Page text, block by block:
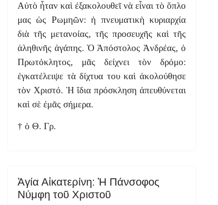
Αὐτὸ ἦταν καὶ ἐξακολουθεῖ νὰ εἶναι τὸ ὅπλο
μας ὡς Ρωμηῶν: ἡ πνευματικὴ κυριαρχία
διὰ τῆς μετανοίας, τῆς προσευχῆς καὶ τῆς
ἀληθινῆς ἀγάπης. Ὁ Ἀπόστολος Ἀνδρέας, ὁ
Πρωτόκλητος, μᾶς δείχνει τὸν δρόμο:
ἐγκατέλειψε τὰ δίχτυα του καὶ ἀκολούθησε
τὸν Χριστό. Ἡ ἴδια πρόσκληση ἀπευθύνεται
καὶ σὲ ἐμᾶς σήμερα.
† ὁ Θ. Γρ.
Ἁγία Αἰκατερίνη: Ἡ Πάνσοφος
Νύμφη τοῦ Χριστοῦ